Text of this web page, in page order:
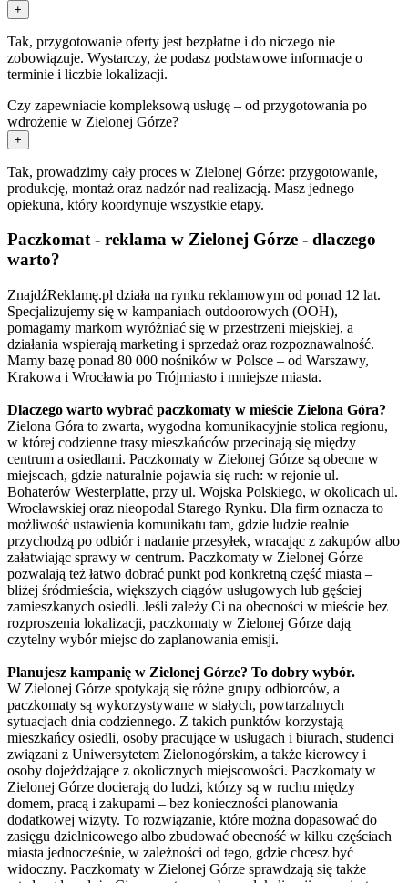
+
Tak, przygotowanie oferty jest bezpłatne i do niczego nie
zobowiązuje. Wystarczy, że podasz podstawowe informacje o
terminie i liczbie lokalizacji.
Czy zapewniacie kompleksową usługę – od przygotowania po
wdrożenie w Zielonej Górze?
+
Tak, prowadzimy cały proces w Zielonej Górze: przygotowanie,
produkcję, montaż oraz nadzór nad realizacją. Masz jednego
opiekuna, który koordynuje wszystkie etapy.
Paczkomat - reklama w Zielonej Górze - dlaczego
warto?
ZnajdźReklamę.pl działa na rynku reklamowym od ponad 12 lat.
Specjalizujemy się w kampaniach outdoorowych (OOH),
pomagamy markom wyróżniać się w przestrzeni miejskiej, a
działania wspierają marketing i sprzedaż oraz rozpoznawalność.
Mamy bazę ponad 80 000 nośników w Polsce – od Warszawy,
Krakowa i Wrocławia po Trójmiasto i mniejsze miasta.
Dlaczego warto wybrać paczkomaty w mieście Zielona Góra?
Zielona Góra to zwarta, wygodna komunikacyjnie stolica regionu,
w której codzienne trasy mieszkańców przecinają się między
centrum a osiedlami. Paczkomaty w Zielonej Górze są obecne w
miejscach, gdzie naturalnie pojawia się ruch: w rejonie ul.
Bohaterów Westerplatte, przy ul. Wojska Polskiego, w okolicach ul.
Wrocławskiej oraz nieopodal Starego Rynku. Dla firm oznacza to
możliwość ustawienia komunikatu tam, gdzie ludzie realnie
przychodzą po odbiór i nadanie przesyłek, wracając z zakupów albo
załatwiając sprawy w centrum. Paczkomaty w Zielonej Górze
pozwalają też łatwo dobrać punkt pod konkretną część miasta –
bliżej śródmieścia, większych ciągów usługowych lub gęściej
zamieszkanych osiedli. Jeśli zależy Ci na obecności w mieście bez
rozproszenia lokalizacji, paczkomaty w Zielonej Górze dają
czytelny wybór miejsc do zaplanowania emisji.
Planujesz kampanię w Zielonej Górze? To dobry wybór.
W Zielonej Górze spotykają się różne grupy odbiorców, a
paczkomaty są wykorzystywane w stałych, powtarzalnych
sytuacjach dnia codziennego. Z takich punktów korzystają
mieszkańcy osiedli, osoby pracujące w usługach i biurach, studenci
związani z Uniwersytetem Zielonogórskim, a także kierowcy i
osoby dojeżdżające z okolicznych miejscowości. Paczkomaty w
Zielonej Górze docierają do ludzi, którzy są w ruchu między
domem, pracą i zakupami – bez konieczności planowania
dodatkowej wizyty. To rozwiązanie, które można dopasować do
zasięgu dzielnicowego albo zbudować obecność w kilku częściach
miasta jednocześnie, w zależności od tego, gdzie chcesz być
widoczny. Paczkomaty w Zielonej Górze sprawdzają się także